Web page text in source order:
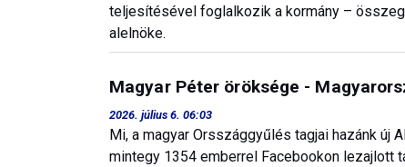
teljesítésével foglalkozik a kormány –
alelnöke.
Magyar Péter öröksége -
2026. július 6. 06:03
Mi, a magyar Orsszággyűlés tagjai hazánk új
mintegy 1354 emberrel Facebookon